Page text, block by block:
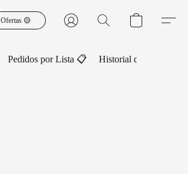
Ofertas 🟡
Pedidos por Lista 📋 Historial de Pedidos